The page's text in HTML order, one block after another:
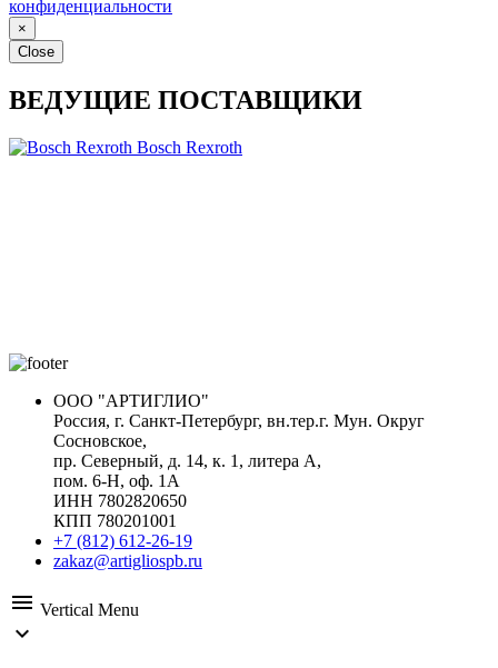
конфиденциальности
×
Close
ВЕДУЩИЕ ПОСТАВЩИКИ
Bosch Rexroth
ООО "АРТИГЛИО"
Россия, г. Санкт-Петербург, вн.тер.г. Мун. Округ
Сосновское,
пр. Северный, д. 14, к. 1, литера А,
пом. 6-Н, оф. 1А
ИНН 7802820650
КПП 780201001
+7 (812) 612-26-19
zakaz@artigliospb.ru
menu Vertical Menu
expand_more